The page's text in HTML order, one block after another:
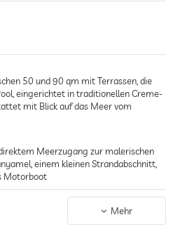
50 und 90 qm mit Terrassen, die
eingerichtet in traditionellen Creme-
mit Blick auf das Meer vom
Meerzugang zur malerischen
einem kleinen Strandabschnitt,
Motorboot
gleichzeitig inspiriert von
Steinfußböden und
Mehr